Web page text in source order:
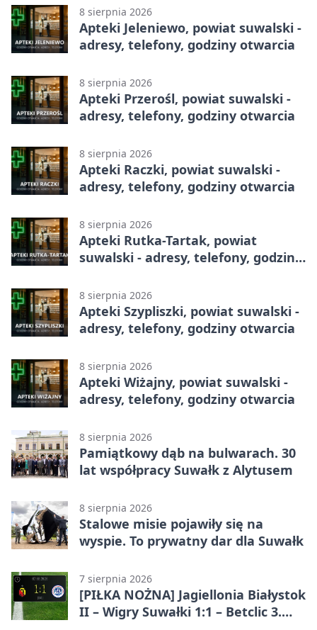
8 sierpnia 2026
Apteki Jeleniewo, powiat suwalski -
adresy, telefony, godziny otwarcia
8 sierpnia 2026
Apteki Przerośl, powiat suwalski -
adresy, telefony, godziny otwarcia
8 sierpnia 2026
Apteki Raczki, powiat suwalski -
adresy, telefony, godziny otwarcia
8 sierpnia 2026
Apteki Rutka-Tartak, powiat
suwalski - adresy, telefony, godziny
8 sierpnia 2026
Apteki Szypliszki, powiat suwalski -
adresy, telefony, godziny otwarcia
8 sierpnia 2026
Apteki Wiżajny, powiat suwalski -
adresy, telefony, godziny otwarcia
8 sierpnia 2026
Pamiątkowy dąb na bulwarach. 30
lat współpracy Suwałk z Alytusem
8 sierpnia 2026
Stalowe misie pojawiły się na
wyspie. To prywatny dar dla Suwałk
7 sierpnia 2026
[PIŁKA NOŻNA] Jagiellonia Białystok
II – Wigry Suwałki 1:1 – Betclic 3.